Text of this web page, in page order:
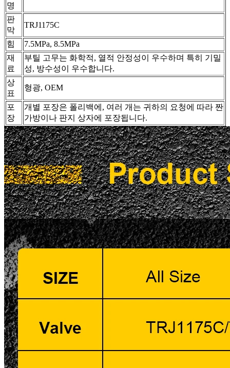
명
판
막
TRJ1175C
힘
7.5MPa, 8.5MPa
재
료
부틸 고무는 화학적, 열적 안정성이 우수하며 특히 기밀
성, 방수성이 우수합니다.
상
표
형광, OEM
포
장
개별 포장은 폴리백에, 여러 개는 귀하의 요청에 따라 짠
가방이나 판지 상자에 포장됩니다.